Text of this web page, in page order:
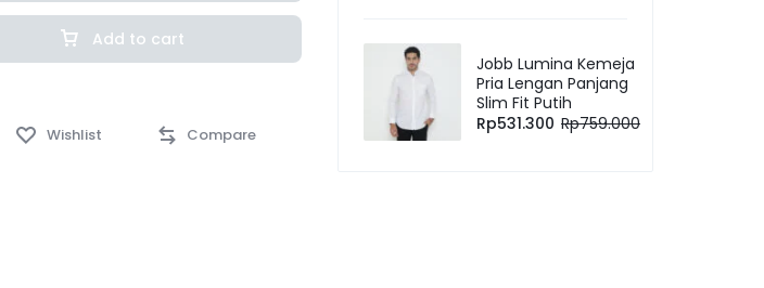
Add to cart
Compare
Wishlist
Jobb Lumina Kemeja
Pria Lengan Panjang
Slim Fit Putih
Rp531.300 Rp759.000